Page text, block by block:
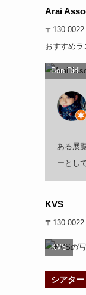
Arai
〒130-0022
おすすめラ
Bon Didi
ある展
ーとし
KVS
〒130-0022
KVS
シアター